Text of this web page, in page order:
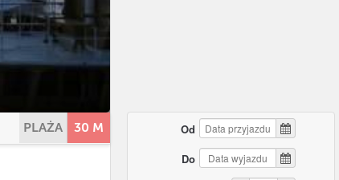
Od
Do
30 M
PLAŻA